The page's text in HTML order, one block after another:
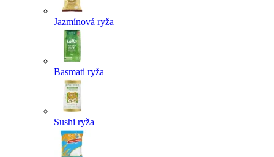
Jazmínová ryža
Basmati ryža
Sushi ryža